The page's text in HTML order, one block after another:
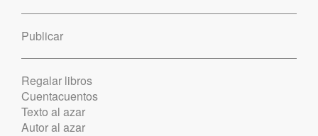
Publicar
Regalar libros
Cuentacuentos
Texto al azar
Autor al azar